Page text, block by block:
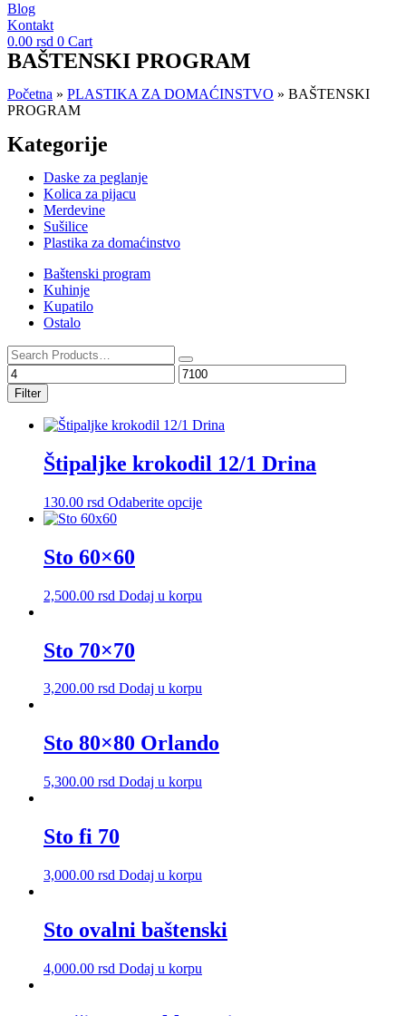
Blog
Kontakt
0.00 rsd 0 Cart
BAŠTENSKI PROGRAM
Početna » PLASTIKA ZA DOMAĆINSTVO » BAŠTENSKI
PROGRAM
Kategorije
Daske za peglanje
Kolica za pijacu
Merdevine
Sušilice
Plastika za domaćinstvo
Baštenski program
Kuhinje
Kupatilo
Ostalo
Filter
Štipaljke krokodil 12/1 Drina
130.00 rsd Odaberite opcijeOvaj
mogu
Sto 60×60
2,500.00 rsd Dodaj u korpu
Sto 70×70
3,200.00 rsd Dodaj u korpu
Sto 80×80 Orlando
5,300.00 rsd Dodaj u korpu
Sto fi 70
3,000.00 rsd Dodaj u korpu
Sto ovalni baštenski
4,000.00 rsd Dodaj u korpu